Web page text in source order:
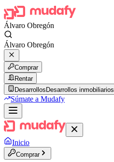
Álvaro Obregón
Álvaro Obregón
Comprar
Rentar
Desarrollos Desarrollos inmobiliarios
Súmate a Mudafy
Inicio
Comprar